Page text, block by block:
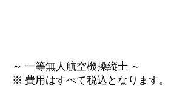
～ 一等無人航空機操縦士 ～
※ 費用はすべて税込となります。